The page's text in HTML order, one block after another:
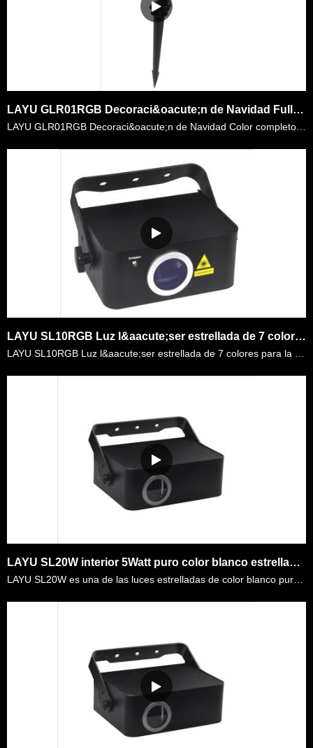
LAYU GLR01RGB Decoraci&oacute;n de Navidad Full Color Vivienda &Aacute;rbol Luz l&aacute;ser estrellada
LAYU SL10RGB Luz l&aacute;ser estrellada de 7 colores para la decoraci&oacute;n del DJ de la fiesta de la discoteca
LAYU SL20W interior 5Watt puro color blanco estrellado centro comercial discoteca luz
LAYU SL20W es una de las luces estrelladas de color blanco puro de 5 vatios populares para la fiesta familiar, el centro comercial, la discoteca, el espect&aacute;culo de la luz de la boda. Est&aacute……